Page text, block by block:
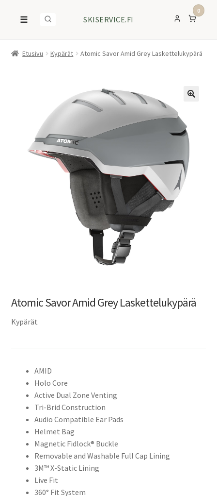
☰ SKISERVICE.FI
0
Etusivu Kypärät Atomic Savor Amid Grey Laskettelukypärä
Atomic Savor Amid Grey Laskettelukypärä
Kypärät
AMID
Holo Core
Active Dual Zone Venting
Tri-Brid Construction
Audio Compatible Ear Pads
Helmet Bag
Magnetic Fidlock® Buckle
Removable and Washable Full Cap Lining
3M™ X-Static Lining
Live Fit
360° Fit System